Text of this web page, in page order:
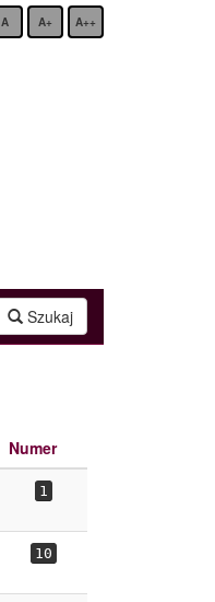
A A+ A++
Szukaj
Numer
1
10